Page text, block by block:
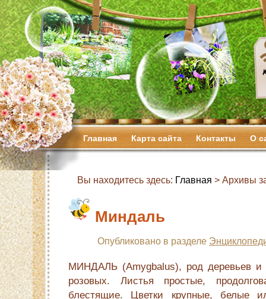
Главная Карта сайта Контакты О
Вы находитесь здесь: Главная > Архивы
Миндаль
Опубликовано в разделе
МИНДАЛЬ (Amygbalus), род деревьев и
розовых. Листья простые,
блестящие. Цветки крупные, белые